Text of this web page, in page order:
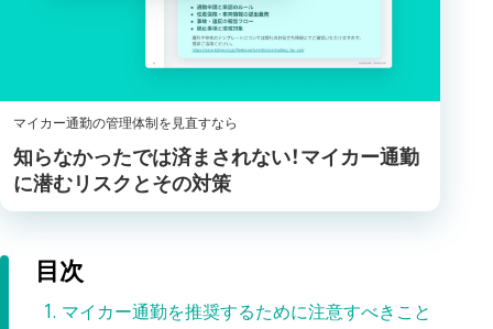
マイカー通勤の管理体制を見直すなら
知らなかったでは済まされない！マイカー通勤
に潜むリスクとその対策
目次
マイカー通勤を推奨するために注意すべきこと